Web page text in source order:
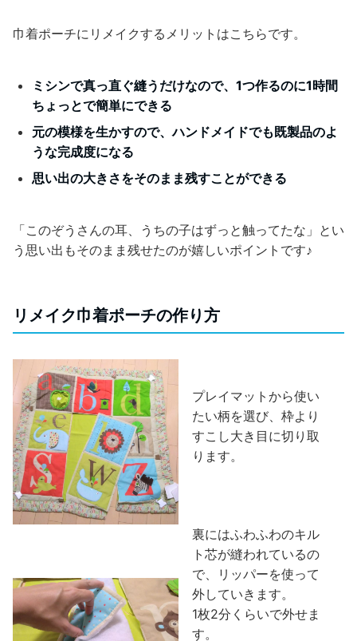
巾着ポーチにリメイクするメリットはこちらです。
ミシンで真っ直ぐ縫うだけなので、1つ作るのに1時間
ちょっとで簡単にできる
元の模様を生かすので、ハンドメイドでも既製品のよ
うな完成度になる
思い出の大きさをそのまま残すことができる
「このぞうさんの耳、うちの子はずっと触ってたな」とい
う思い出もそのまま残せたのが嬉しいポイントです♪
リメイク巾着ポーチの作り方
プレイマットから使い
たい柄を選び、枠より
すこし大き目に切り取
ります。
裏にはふわふわのキル
ト芯が縫われているの
で、リッパーを使って
外していきます。
1枚2分くらいで外せま
す。